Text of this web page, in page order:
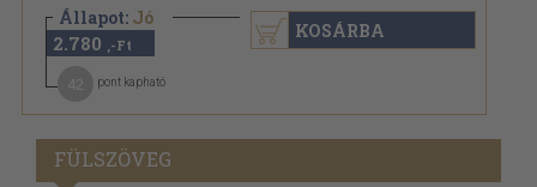
Állapot: Jó
2.780 ,-Ft
pont kapható
KOSÁRBA
FÜLSZÖVEG